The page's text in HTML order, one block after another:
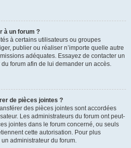
à un forum ?
à certains utilisateurs ou groupes
publier ou réaliser n’importe quelle autre
adéquates. Essayez de contacter un
forum afin de lui demander un accès.
de pièces jointes ?
des pièces jointes sont accordées
Les administrateurs du forum ont peut-
jointes dans le forum concerné, ou seuls
cette autorisation. Pour plus
administrateur du forum.